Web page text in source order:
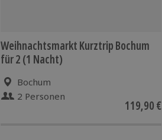
Weihnachtsmarkt Kurztrip Bochum
für 2 (1 Nacht)
Bochum
2 Personen
119,90 €